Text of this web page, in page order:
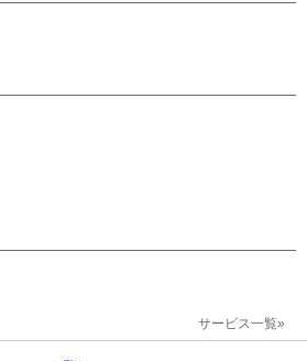
サービス一覧»